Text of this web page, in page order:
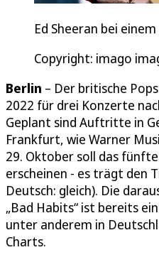
Ed Sheeran bei
Copyright: imago
Berlin – Der britische
2022 für drei Konzerte
Geplant sind Auftritte in
Frankfurt, wie Warner
29. Oktober soll das
erscheinen - es trägt den
Deutsch: gleich). Die
„Bad Habits“ ist bereits
unter anderem in
Charts.